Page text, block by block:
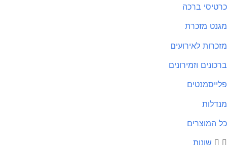
ברכה
מזכרת
לאירועים
וזמירונים
המוצרים
שונות